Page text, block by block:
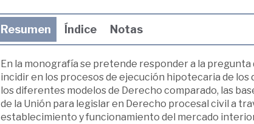
Resumen Índice Notas
En la monografía se pretende responder a la
incidir en los procesos de ejecución hipotecaria de
los diferentes modelos de Derecho comparado, las
de la Unión para legislar en Derecho procesal civil a
establecimiento y funcionamiento del mercado